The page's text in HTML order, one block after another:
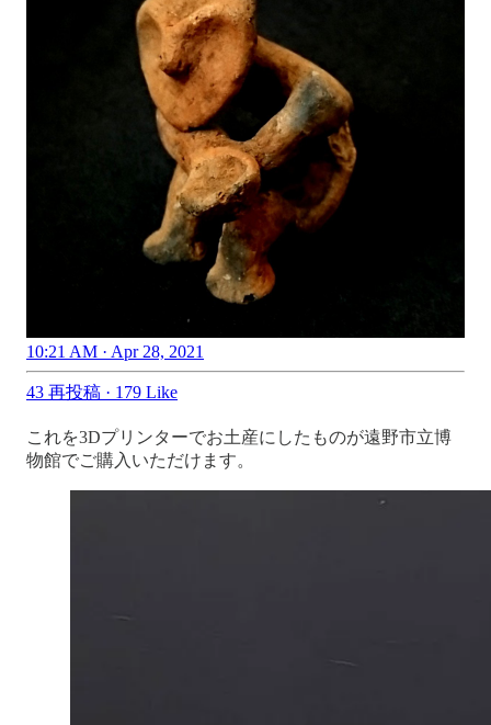
10:21 AM · Apr 28, 2021
43 再投稿 · 179 Like
これを3Dプリンターでお土産にしたものが遠野市立博
物館でご購入いただけます。